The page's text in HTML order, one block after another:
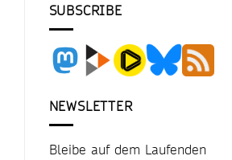
SUBSCRIBE
NEWSLETTER
Bleibe auf dem Laufenden